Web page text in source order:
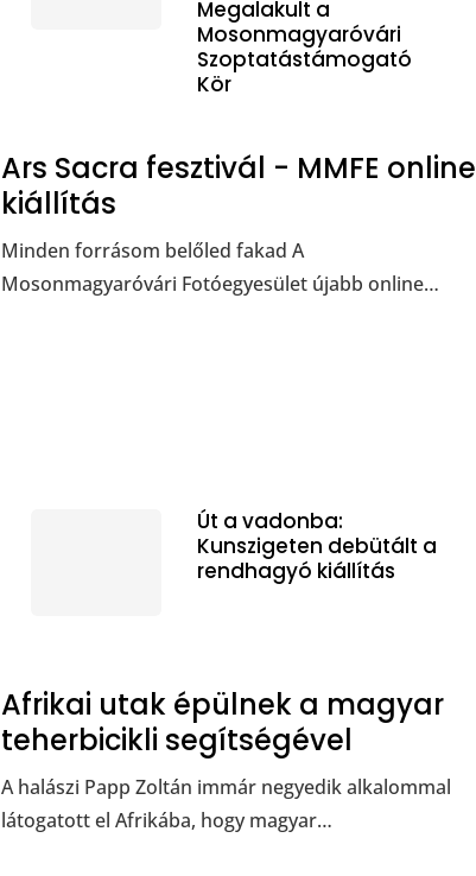
Megalakult a
Mosonmagyaróvári
Szoptatástámogató
Kör
Ars Sacra fesztivál - MMFE online
kiállítás
Minden forrásom belőled fakad A
Mosonmagyaróvári Fotóegyesület újabb online…
Út a vadonba:
Kunszigeten debütált a
rendhagyó kiállítás
Afrikai utak épülnek a magyar
teherbicikli segítségével
A halászi Papp Zoltán immár negyedik alkalommal
látogatott el Afrikába, hogy magyar…